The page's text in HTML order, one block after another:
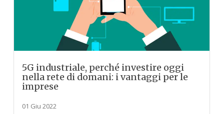
5G industriale, perché investire oggi
nella rete di domani: i vantaggi per le
imprese
01 Giu 2022